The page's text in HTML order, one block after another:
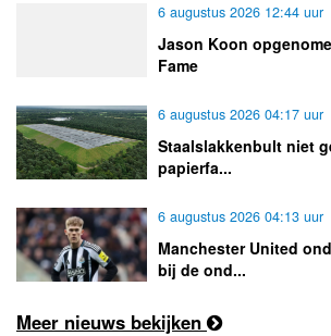
6 augustus 2026 12:44 uur
Jason Koon
Fame
6 augustus 2026 04:17 uur
Staalslakkenbult niet
papierfa...
6 augustus 2026 04:13 uur
Manchester United
bij de ond...
Meer nieuws bekijken